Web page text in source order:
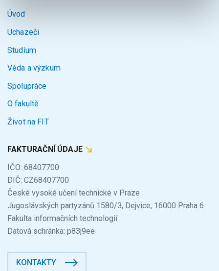
Úvod
Uchazeči
Studium
Věda a výzkum
Spolupráce
O fakultě
Život na FIT
FAKTURAČNÍ ÚDAJE
IČO: 68407700
DIČ: CZ68407700
České vysoké učení technické v Praze
Jugoslávských partyzánů 1580/3, Dejvice, 16000 Praha 6
Fakulta informačních technologií
Datová schránka: p83j9ee
KONTAKTY